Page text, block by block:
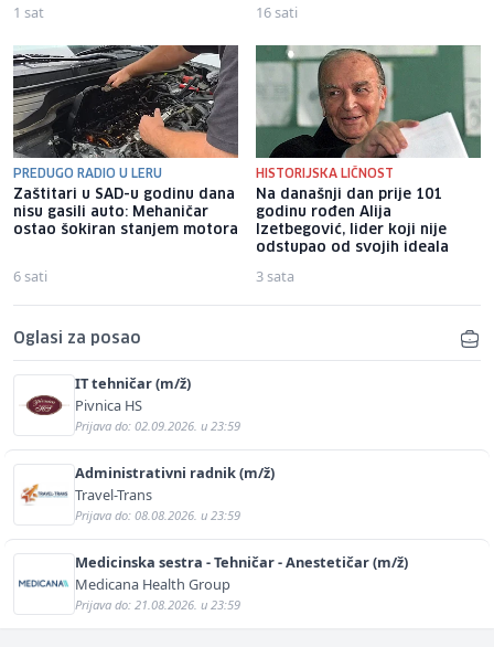
1 sat 16 sati
PREDUGO RADIO U LERU
Zaštitari u SAD-u godinu dana
nisu gasili auto: Mehaničar
ostao šokiran stanjem motora
6 sati
HISTORIJSKA LIČNOST
Na današnji dan prije 101
godinu rođen Alija
Izetbegović, lider koji nije
odstupao od svojih ideala
3 sata
Oglasi za posao
IT tehničar (m/ž)
Pivnica HS
Prijava do: 02.09.2026. u 23:59
Administrativni radnik (m/ž)
Travel-Trans
Prijava do: 08.08.2026. u 23:59
Medicinska sestra - Tehničar - Anestetičar (m/ž)
Medicana Health Group
Prijava do: 21.08.2026. u 23:59